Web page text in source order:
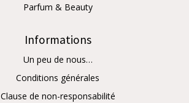
Parfum & Beauty
Informations
Un peu de nous…
Conditions générales
Clause de non-responsabilité